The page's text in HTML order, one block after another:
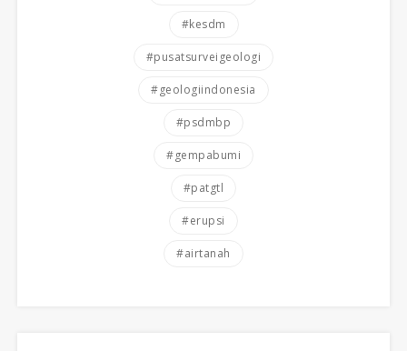
#kesdm
#pusatsurveigeologi
#geologiindonesia
#psdmbp
#gempabumi
#patgtl
#erupsi
#airtanah